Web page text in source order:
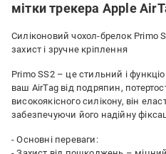
мітки трекера Apple
Силіконовий чохол-брелок Primo
захист і зручне кріплення
Primo SS2 – це стильний і
ваш AirTag від подряпин,
високоякісного силікону, він
забезпечуючи його надійну
- Основні переваги: